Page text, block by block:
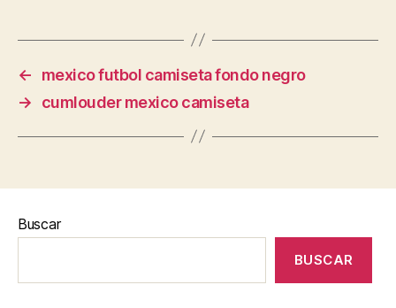
←
mexico futbol camiseta fondo negro
→
cumlouder mexico camiseta
Buscar
BUSCAR